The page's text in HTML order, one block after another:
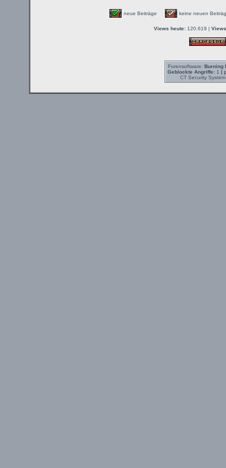
neue Beiträge keine neuen
Views heute:120.619 |
Forensoftware: Burning
Geblockte Angriffe:1 |
CT Security